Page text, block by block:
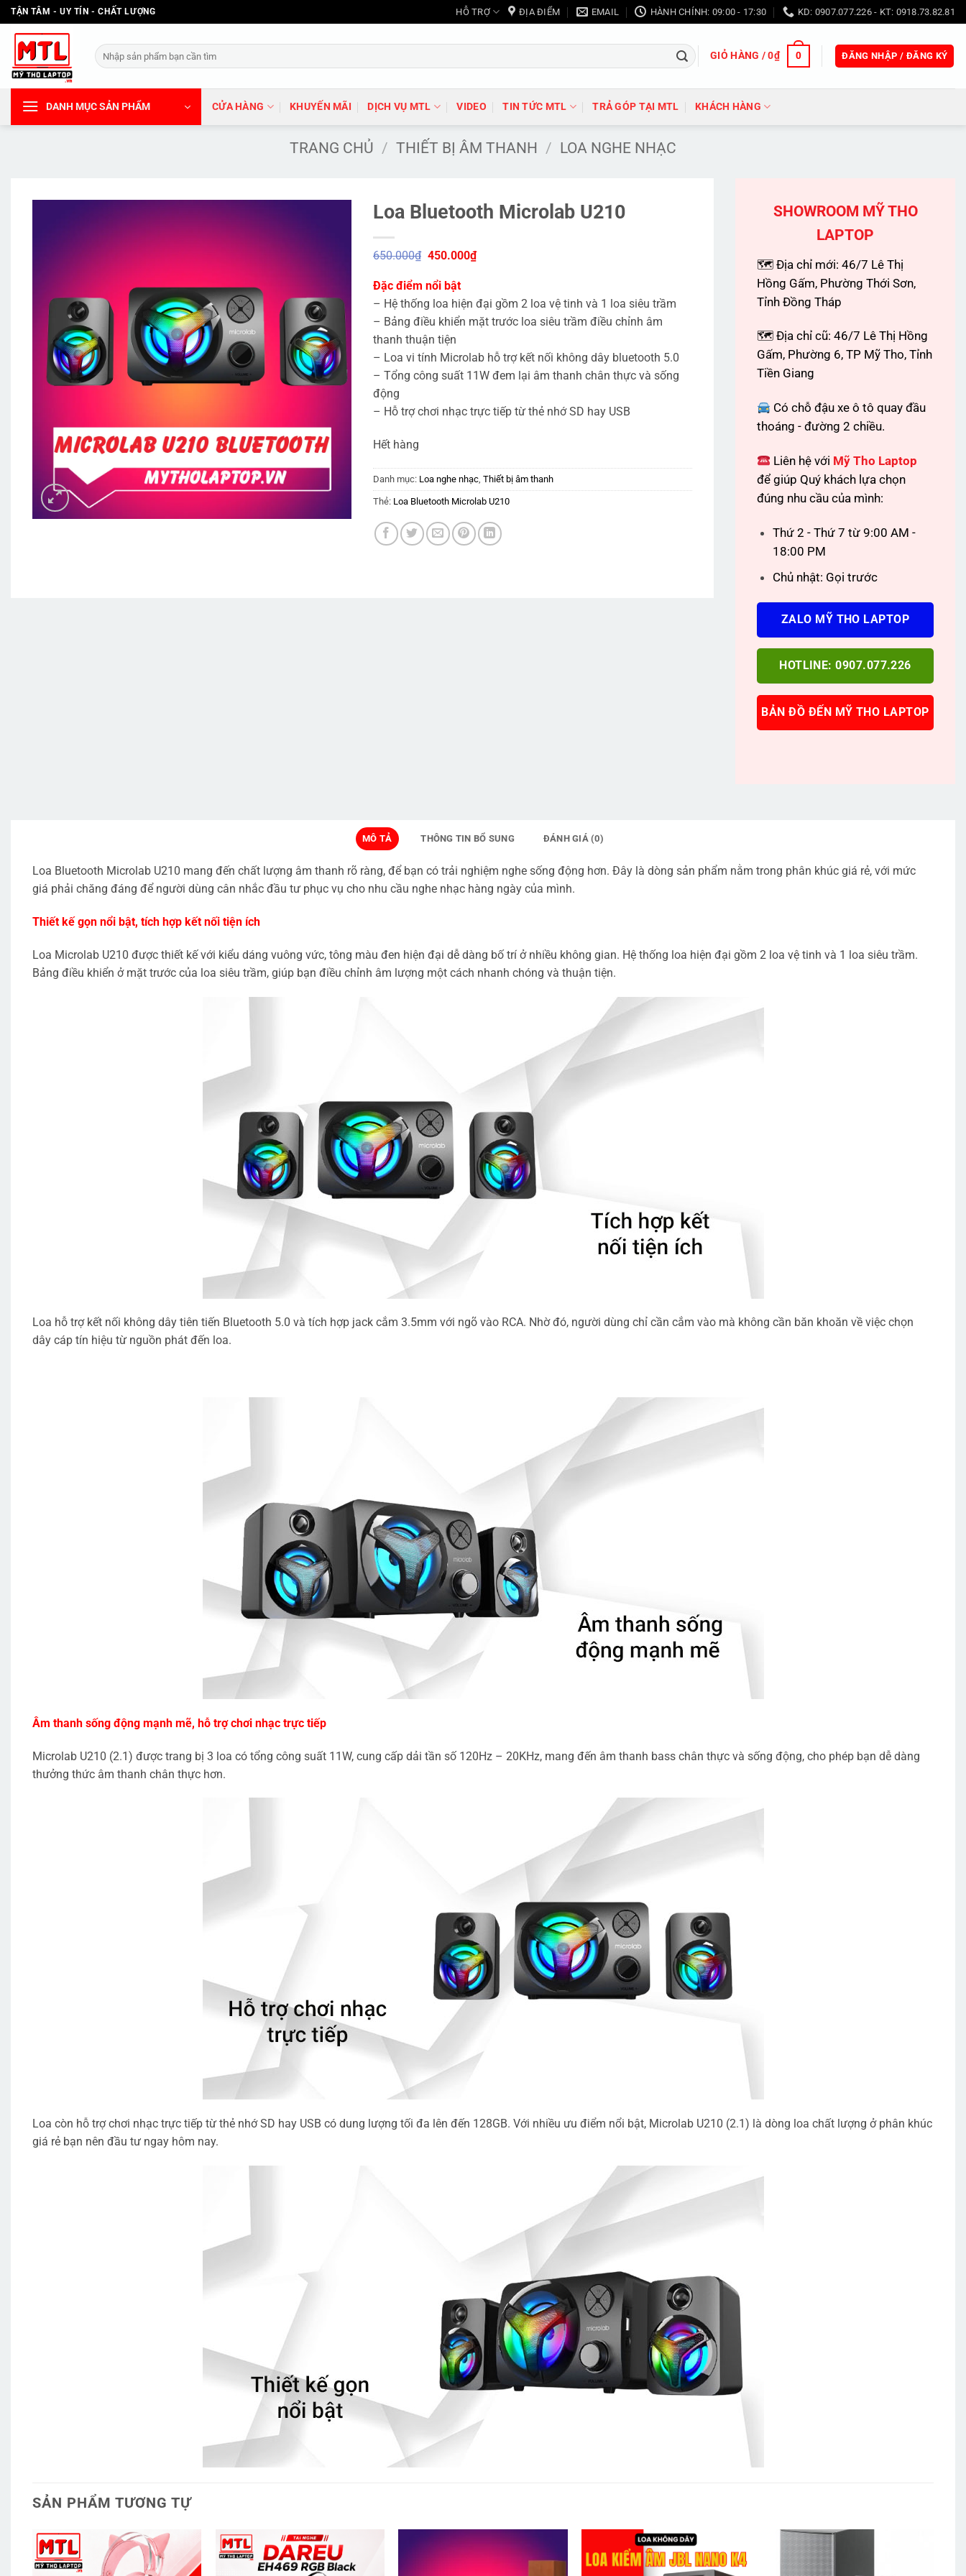
Bỏ
qua
dung
TẬN TÂM - UY TÍN - CHẤT LƯỢNG HỖ TRỢ ĐỊA ĐIỂM EMAIL HÀNH CHÍNH: 09:00 - 17:30 KD: 0907.077.226 - KT: 0918.73.82.81
Tìm
kiếm:
GIỎ HÀNG /0₫ 0 ĐĂNG NHẬP / ĐĂNG KÝ
DANH MỤC SẢN PHẨM CỬA HÀNG KHUYẾN MÃI DỊCH VỤ MTL VIDEO TIN TỨC MTL TRẢ GÓP TẠI MTL KHÁCH HÀNG
TRANG CHỦ / THIẾT BỊ ÂM THANH / LOA NGHE NHẠC
Loa Bluetooth Microlab U210
650.000₫ Giá
là:
650.000₫.
450.000₫Giá
hiện
450.000₫.
Đặc điểm nổi bật
– Hệ thống loa hiện đại gồm 2 loa vệ tinh và 1 loa siêu trầm
– Bảng điều khiển mặt trước loa siêu trầm điều chỉnh âm
thanh thuận tiện
– Loa vi tính Microlab hỗ trợ kết nối không dây bluetooth 5.0
– Tổng công suất 11W đem lại âm thanh chân thực và sống
động
– Hỗ trợ chơi nhạc trực tiếp từ thẻ nhớ SD hay USB
Hết hàng
Danh mục: Loa nghe nhạc, Thiết bị âm thanh
Thẻ: Loa Bluetooth Microlab U210
SHOWROOM MỸ THO
LAPTOP
🗺 Địa chỉ mới: 46/7 Lê Thị
Hồng Gấm, Phường Thới Sơn,
Tỉnh Đồng Tháp
🗺 Địa chỉ cũ: 46/7 Lê Thị Hồng
Gấm, Phường 6, TP Mỹ Tho, Tỉnh
Tiền Giang
Có chỗ đậu xe ô tô quay đầu
thoáng - đường 2 chiều.
Liên hệ với Mỹ Tho Laptop
để giúp Quý khách lựa chọn
đúng nhu cầu của mình:
Thứ 2 - Thứ 7 từ 9:00 AM -
18:00 PM
Chủ nhật: Gọi trước
ZALO MỸ THO LAPTOP
HOTLINE: 0907.077.226
BẢN ĐỒ ĐẾN MỸ THO LAPTOP
MÔ TẢ THÔNG TIN BỔ SUNG ĐÁNH GIÁ (0)
Loa Bluetooth Microlab U210 mang đến chất lượng âm thanh rõ ràng, để bạn có trải nghiệm nghe sống động hơn. Đây là dòng sản phẩm nằm trong phân khúc giá rẻ, với mức
giá phải chăng đáng để người dùng cân nhắc đầu tư phục vụ cho nhu cầu nghe nhạc hàng ngày của mình.
Thiết kế gọn nổi bật, tích hợp kết nối tiện ích
Loa Microlab U210 được thiết kế với kiểu dáng vuông vức, tông màu đen hiện đại dễ dàng bố trí ở nhiều không gian. Hệ thống loa hiện đại gồm 2 loa vệ tinh và 1 loa siêu trầm.
Bảng điều khiển ở mặt trước của loa siêu trầm, giúp bạn điều chỉnh âm lượng một cách nhanh chóng và thuận tiện.
Loa hỗ trợ kết nối không dây tiên tiến Bluetooth 5.0 và tích hợp jack cắm 3.5mm với ngõ vào RCA. Nhờ đó, người dùng chỉ cần cắm vào mà không cần băn khoăn về việc chọn
dây cáp tín hiệu từ nguồn phát đến loa.
Âm thanh sống động mạnh mẽ, hỗ trợ chơi nhạc trực tiếp
Microlab U210 (2.1) được trang bị 3 loa có tổng công suất 11W, cung cấp dải tần số 120Hz – 20KHz, mang đến âm thanh bass chân thực và sống động, cho phép bạn dễ dàng
thưởng thức âm thanh chân thực hơn.
Loa còn hỗ trợ chơi nhạc trực tiếp từ thẻ nhớ SD hay USB có dung lượng tối đa lên đến 128GB. Với nhiều ưu điểm nổi bật, Microlab U210 (2.1) là dòng loa chất lượng ở phân khúc
giá rẻ bạn nên đầu tư ngay hôm nay.
SẢN PHẨM TƯƠNG TỰ